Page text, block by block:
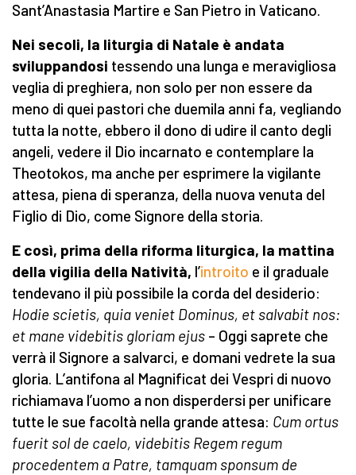
Sant’Anastasia Martire e San Pietro in Vaticano.
Nei secoli, la liturgia di Natale è andata
sviluppandosi tessendo una lunga e meravigliosa
veglia di preghiera, non solo per non essere da
meno di quei pastori che duemila anni fa, vegliando
tutta la notte, ebbero il dono di udire il canto degli
angeli, vedere il Dio incarnato e contemplare la
Theotokos, ma anche per esprimere la vigilante
attesa, piena di speranza, della nuova venuta del
Figlio di Dio, come Signore della storia.
E così, prima della riforma liturgica, la mattina
della vigilia della Natività, l’introito e il graduale
tendevano il più possibile la corda del desiderio:
Hodie scietis, quia veniet Dominus, et salvabit nos:
et mane videbitis gloriam ejus – Oggi saprete che
verrà il Signore a salvarci, e domani vedrete la sua
gloria. L’antifona al Magnificat dei Vespri di nuovo
richiamava l’uomo a non disperdersi per unificare
tutte le sue facoltà nella grande attesa: Cum ortus
fuerit sol de caelo, videbitis Regem regum
procedentem a Patre, tamquam sponsum de